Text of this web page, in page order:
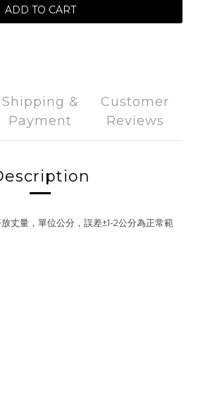
ADD TO CART
Shipping &
Payment
Customer
Reviews
放丈量，單位公分，誤差±1-2公分為正常範